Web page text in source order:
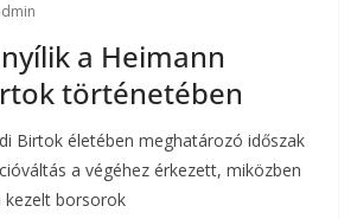
a Heimann
történetében
Birtok életében meghatározó időszak
a végéhez érkezett, miközben
kezelt borsorok